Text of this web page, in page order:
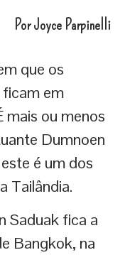
Por Joyce Parpinelli
que os
em
mais ou menos
Dumnoen
é um dos
Tailândia.
Saduak fica a
Bangkok, na